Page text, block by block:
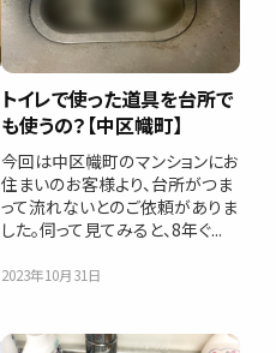
トイレで使った道具を台所で
も使うの？【中区幟町】
今回は中区幟町のマンションにお
住まいのお客様より、台所がつま
って流れないとのご依頼がありま
した。伺って見てみると、8年ぐ...
2023年10月31日